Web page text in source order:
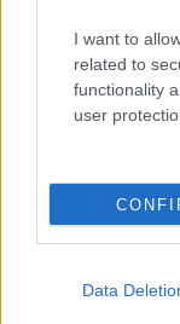
I want to
related to
functionality
user
Data
Condividi
a
ce
b
o
w
it
te
r